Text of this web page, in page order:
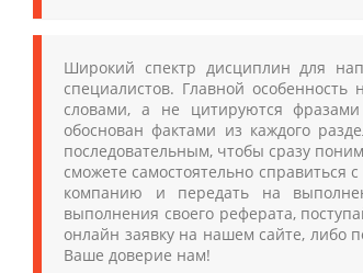
Широкий спектр дисциплин для
специалистов. Главной
словами, а не цитируются
обоснован фактами из каждого
последовательным, чтобы сразу
сможете самостоятельно справиться
компанию и передать на
выполнения своего реферата,
онлайн заявку на нашем сайте, либо
Ваше доверие нам!